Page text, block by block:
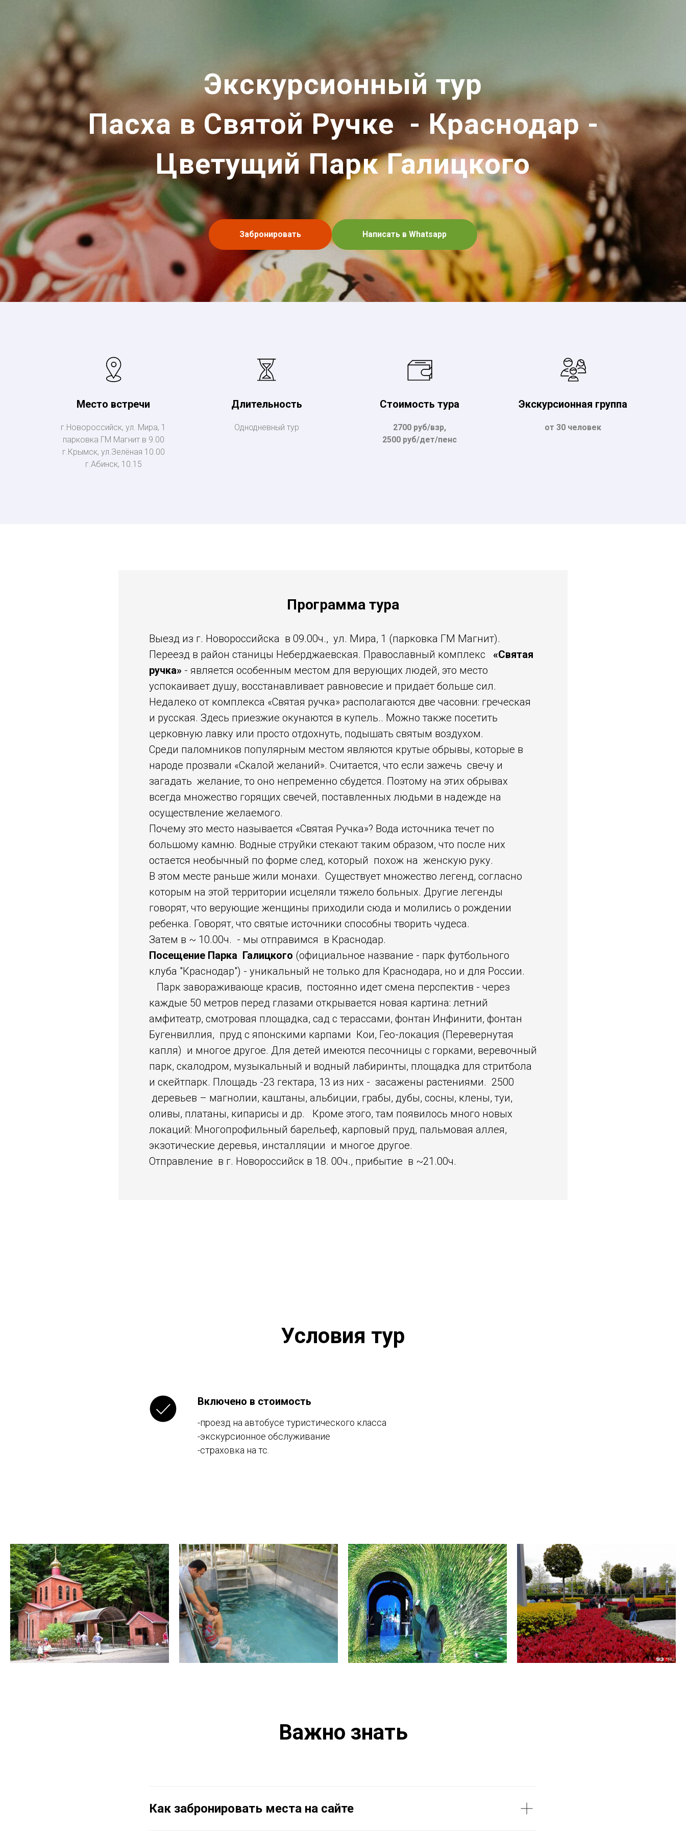
Экскурсионный тур
Пасха в Святой Ручке - Краснодар -
Цветущий Парк Галицкого
Забронировать Написать в Whatsapp
Место встречи
г.Новороссийск, ул. Мира, 1
парковка ГМ Магнит в 9.00
г.Крымск, ул.Зелёная 10.00
г.Абинск, 10.15
Длительность
Однодневный тур
Стоимость тура
2700 руб/взр,
2500 руб/дет/пенс
Экскурсионная группа
от 30 человек
Программа тура
Выезд из г. Новороссийска в 09.00ч., ул. Мира, 1 (парковка ГМ Магнит).
Переезд в район станицы Неберджаевская. Православный комплекс «Святая
ручка» - является особенным местом для верующих людей, это место
успокаивает душу, восстанавливает равновесие и придаёт больше сил.
Недалеко от комплекса «Святая ручка» располагаются две часовни: греческая
и русская. Здесь приезжие окунаются в купель.. Можно также посетить
церковную лавку или просто отдохнуть, подышать святым воздухом.
Среди паломников популярным местом являются крутые обрывы, которые в
народе прозвали «Скалой желаний». Считается, что если зажечь свечу и
загадать желание, то оно непременно сбудется. Поэтому на этих обрывах
всегда множество горящих свечей, поставленных людьми в надежде на
осуществление желаемого.
Почему это место называется «Святая Ручка»? Вода источника течет по
большому камню. Водные струйки стекают таким образом, что после них
остается необычный по форме след, который похож на женскую руку.
В этом месте раньше жили монахи. Существует множество легенд, согласно
которым на этой территории исцеляли тяжело больных. Другие легенды
говорят, что верующие женщины приходили сюда и молились о рождении
ребенка. Говорят, что святые источники способны творить чудеса.
Затем в ~ 10.00ч. - мы отправимся в Краснодар.
Посещение Парка Галицкого (официальное название - парк футбольного
клуба "Краснодар") - уникальный не только для Краснодара, но и для России.
Парк завораживающе красив, постоянно идет смена перспектив - через
каждые 50 метров перед глазами открывается новая картина: летний
амфитеатр, смотровая площадка, сад с терассами, фонтан Инфинити, фонтан
Бугенвиллия, пруд с японскими карпами Кои, Гео-локация (Перевернутая
капля) и многое другое. Для детей имеются песочницы с горками, веревочный
парк, скалодром, музыкальный и водный лабиринты, площадка для стритбола
и скейтпарк. Площадь -23 гектара, 13 из них - засажены растениями. 2500
деревьев – магнолии, каштаны, альбиции, грабы, дубы, сосны, клены, туи,
оливы, платаны, кипарисы и др. Кроме этого, там появилось много новых
локаций: Многопрофильный барельеф, карповый пруд, пальмовая аллея,
экзотические деревья, инсталляции и многое другое.
Отправление в г. Новороссийск в 18. 00ч., прибытие в ~21.00ч.
Условия тур
Включено в стоимость
-проезд на автобусе туристического класса
-экскурсионное обслуживание
-страховка на тс.
Важно знать
Как забронировать места на сайте